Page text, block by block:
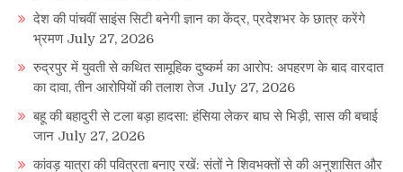
देश की पांचवीं साइंस सिटी बनेगी ज्ञान का केंद्र, प्रदेशभर के छात्र करेंगे
भ्रमण July 27, 2026
रुद्रपुर में युवती से कथित सामूहिक दुष्कर्म का आरोप: अपहरण के बाद वारदात
का दावा, तीन आरोपियों की तलाश तेज July 27, 2026
बहू की बहादुरी से टला बड़ा हादसा: हंसिया लेकर बाघ से भिड़ी, सास की बचाई
जान July 27, 2026
कांवड़ यात्रा की पवित्रता बनाए रखें: संतों ने शिवभक्तों से की अनुशासित और